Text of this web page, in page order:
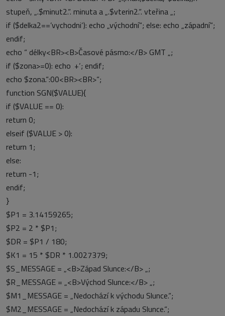
stupeň, „.$minut2.“. minuta a „.$vterin2.“. vteřina „;
if ($delka2==’vychodni‘): echo „východní“; else: echo „západní“;
endif;
echo “ délky<BR><B>Časové pásmo:</B> GMT „;
if ($zona>=0): echo ‚+‘; endif;
echo $zona.“:00<BR><BR>“;
function SGN($VALUE){
if ($VALUE == 0):
return 0;
elseif ($VALUE > 0):
return 1;
else:
return -1;
endif;
}
$P1 = 3.14159265;
$P2 = 2 * $P1;
$DR = $P1 / 180;
$K1 = 15 * $DR * 1.0027379;
$S_MESSAGE = „<B>Západ Slunce:</B> „;
$R_MESSAGE = „<B>Východ Slunce:</B> „;
$M1_MESSAGE = „Nedochází k východu Slunce.“;
$M2_MESSAGE = „Nedochází k západu Slunce.“;